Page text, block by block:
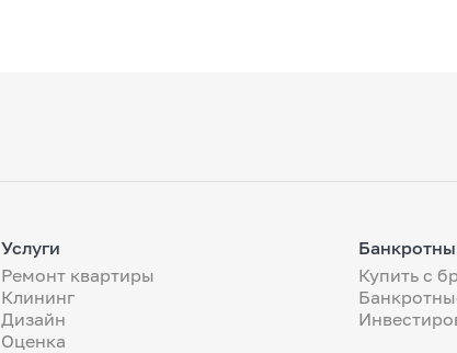
Услуги
Ремонт квартиры
Клининг
Дизайн
Оценка
Купить с